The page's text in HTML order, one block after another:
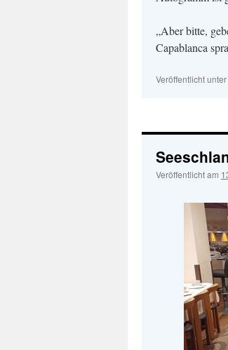
„Aber bitte,
Capablanca
Veröffentlicht unter
Veröffentlicht am